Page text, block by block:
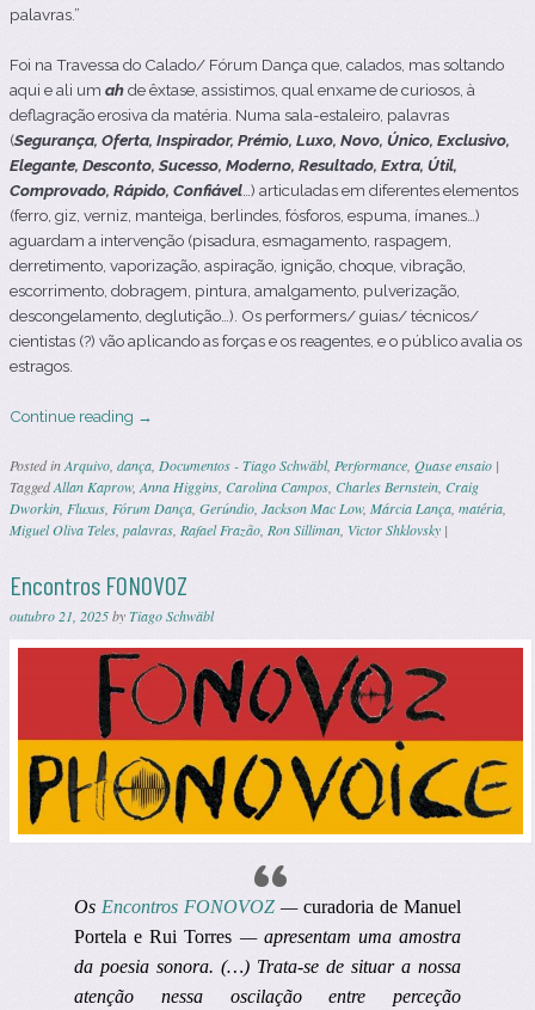
palavras.”
Foi na Travessa do Calado/ Fórum Dança que, calados, mas soltando
aqui e ali um ahde êxtase, assistimos, qual enxame de curiosos, à
deflagração erosiva da matéria. Numa sala-estaleiro, palavras
(Segurança, Oferta, Inspirador, Prémio, Luxo, Novo, Único, Exclusivo,
Elegante, Desconto, Sucesso, Moderno, Resultado, Extra, Útil,
Comprovado, Rápido, Confiável …) articuladas em diferentes elementos
(ferro, giz, verniz, manteiga, berlindes, fósforos, espuma, ímanes…)
aguardam a intervenção (pisadura, esmagamento, raspagem,
derretimento, vaporização, aspiração, ignição, choque, vibração,
escorrimento, dobragem, pintura, amalgamento, pulverização,
descongelamento, deglutição…). Os performers/ guias/ técnicos/
cientistas (?) vão aplicando as forças e os reagentes, e o público avalia os
estragos.
Continue reading →
Posted inArquivo dança Documentos - Tiago Schwäbl, Performance Quase ensaio |
TaggedAllan Kaprow, Anna Higgins Carolina Campos Charles Bernstein Craig
Dworkin Fluxus Fórum Dança Gerúndio Jackson Mac Low, Márcia Lança matéria
Miguel Oliva Teles palavras Rafael Frazão Ron Silliman Victor Shklovsky |
Encontros FONOVOZ
outubro 21, 2025byTiago Schwäbl
Os Encontros FONOVOZ—curadoria de Manuel
Portela e Rui Torres — apresentam uma amostra
da poesia sonora. (…) Trata-se de situar a nossa
atenção nessa oscilação entre perceção